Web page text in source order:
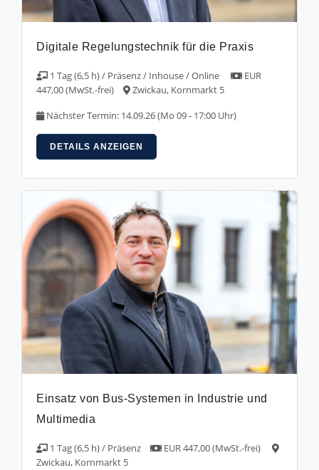
Digitale Regelungstechnik für die Praxis
1 Tag (6,5 h) / Präsenz / Inhouse / Online
EUR
447,00 (MwSt.-frei)
Zwickau, Kornmarkt 5
Nächster Termin: 14.09.26 (Mo 09 - 17:00 Uhr)
DETAILS ANZEIGEN
Einsatz von Bus-Systemen in Industrie und
Multimedia
1 Tag (6,5 h) / Präsenz
EUR 447,00 (MwSt.-frei)
Zwickau, Kornmarkt 5